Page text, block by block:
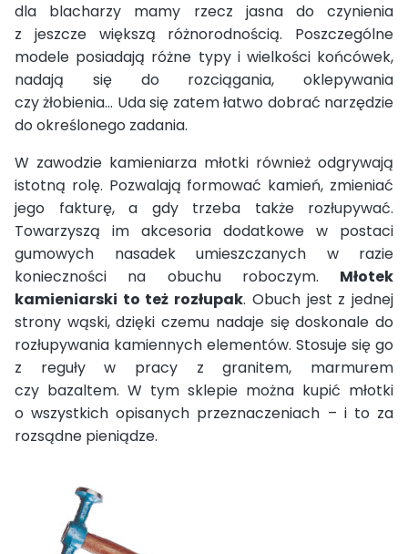
dla blacharzy mamy rzecz jasna do czynienia
z jeszcze większą różnorodnością. Poszczególne
modele posiadają różne typy i wielkości końcówek,
nadają się do rozciągania, oklepywania
czy żłobienia... Uda się zatem łatwo dobrać narzędzie
do określonego zadania.
W zawodzie kamieniarza młotki również odgrywają
istotną rolę. Pozwalają formować kamień, zmieniać
jego fakturę, a gdy trzeba także rozłupywać.
Towarzyszą im akcesoria dodatkowe w postaci
gumowych nasadek umieszczanych w razie
konieczności na obuchu roboczym. Młotek
kamieniarski to też rozłupak. Obuch jest z jednej
strony wąski, dzięki czemu nadaje się doskonale do
rozłupywania kamiennych elementów. Stosuje się go
z reguły w pracy z granitem, marmurem
czy bazaltem. W tym sklepie można kupić młotki
o wszystkich opisanych przeznaczeniach – i to za
rozsądne pieniądze.